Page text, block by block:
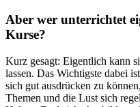
Aber wer unterrichtet
Kurse?
Kurz gesagt: Eigentlich kann
lassen. Das Wichtigste dabei
sich gut ausdrücken zu
Themen und die Lust sich